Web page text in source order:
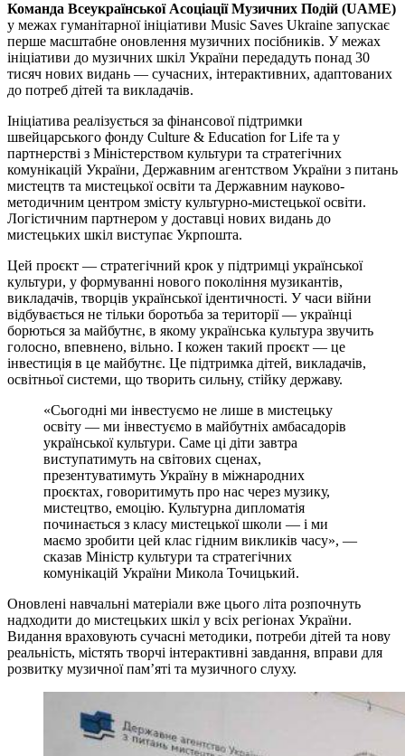
Команда Всеукраїнської Асоціації Музичних Подій (UAME)
у межах гуманітарної ініціативи Music Saves Ukraine запускає
перше масштабне оновлення музичних посібників. У межах
ініціативи до музичних шкіл України передадуть понад 30
тисяч нових видань — сучасних, інтерактивних, адаптованих
до потреб дітей та викладачів.
Ініціатива реалізується за фінансової підтримки
швейцарського фонду Culture & Education for Life та у
партнерстві з Міністерством культури та стратегічних
комунікацій України, Державним агентством України з питань
мистецтв та мистецької освіти та Державним науково-
методичним центром змісту культурно-мистецької освіти.
Логістичним партнером у доставці нових видань до
мистецьких шкіл виступає Укрпошта.
Цей проєкт — стратегічний крок у підтримці української
культури, у формуванні нового покоління музикантів,
викладачів, творців української ідентичності. У часи війни
відбувається не тільки боротьба за території — українці
борються за майбутнє, в якому українська культура звучить
голосно, впевнено, вільно. І кожен такий проєкт — це
інвестиція в це майбутнє. Це підтримка дітей, викладачів,
освітньої системи, що творить сильну, стійку державу.
«Сьогодні ми інвестуємо не лише в мистецьку
освіту — ми інвестуємо в майбутніх амбасадорів
української культури. Саме ці діти завтра
виступатимуть на світових сценах,
презентуватимуть Україну в міжнародних
проєктах, говоритимуть про нас через музику,
мистецтво, емоцію. Культурна дипломатія
починається з класу мистецької школи — і ми
маємо зробити цей клас гідним викликів часу», —
сказав Міністр культури та стратегічних
комунікацій України Микола Точицький.
Оновлені навчальні матеріали вже цього літа розпочнуть
надходити до мистецьких шкіл у всіх регіонах України.
Видання враховують сучасні методики, потреби дітей та нову
реальність, містять творчі інтерактивні завдання, вправи для
розвитку музичної пам’яті та музичного слуху.